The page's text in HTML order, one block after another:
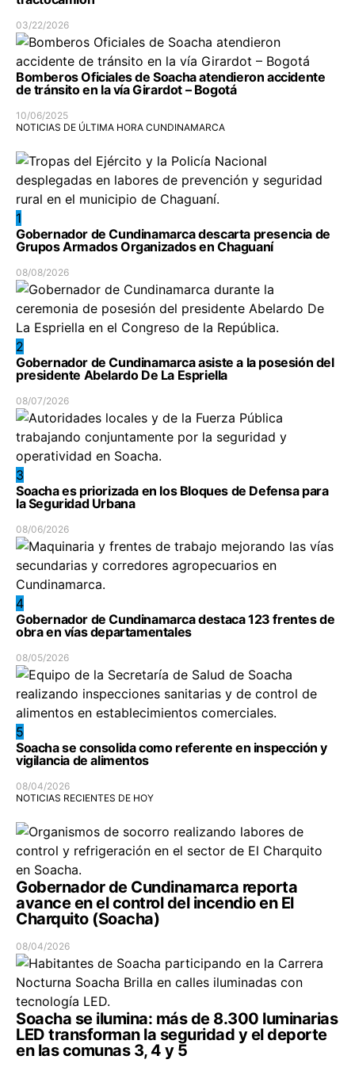
03/22/2026
Bomberos Oficiales de Soacha atendieron accidente
de tránsito en la vía Girardot – Bogotá
10/06/2025
NOTICIAS DE ÚLTIMA HORA CUNDINAMARCA
1
Gobernador de Cundinamarca descarta presencia de
Grupos Armados Organizados en Chaguaní
08/08/2026
2
Gobernador de Cundinamarca asiste a la posesión del
presidente Abelardo De La Espriella
08/07/2026
3
Soacha es priorizada en los Bloques de Defensa para
la Seguridad Urbana
08/06/2026
4
Gobernador de Cundinamarca destaca 123 frentes de
obra en vías departamentales
08/05/2026
5
Soacha se consolida como referente en inspección y
vigilancia de alimentos
08/04/2026
NOTICIAS RECIENTES DE HOY
Gobernador de Cundinamarca reporta
avance en el control del incendio en El
Charquito (Soacha)
08/04/2026
Soacha se ilumina: más de 8.300 luminarias
LED transforman la seguridad y el deporte
en las comunas 3, 4 y 5